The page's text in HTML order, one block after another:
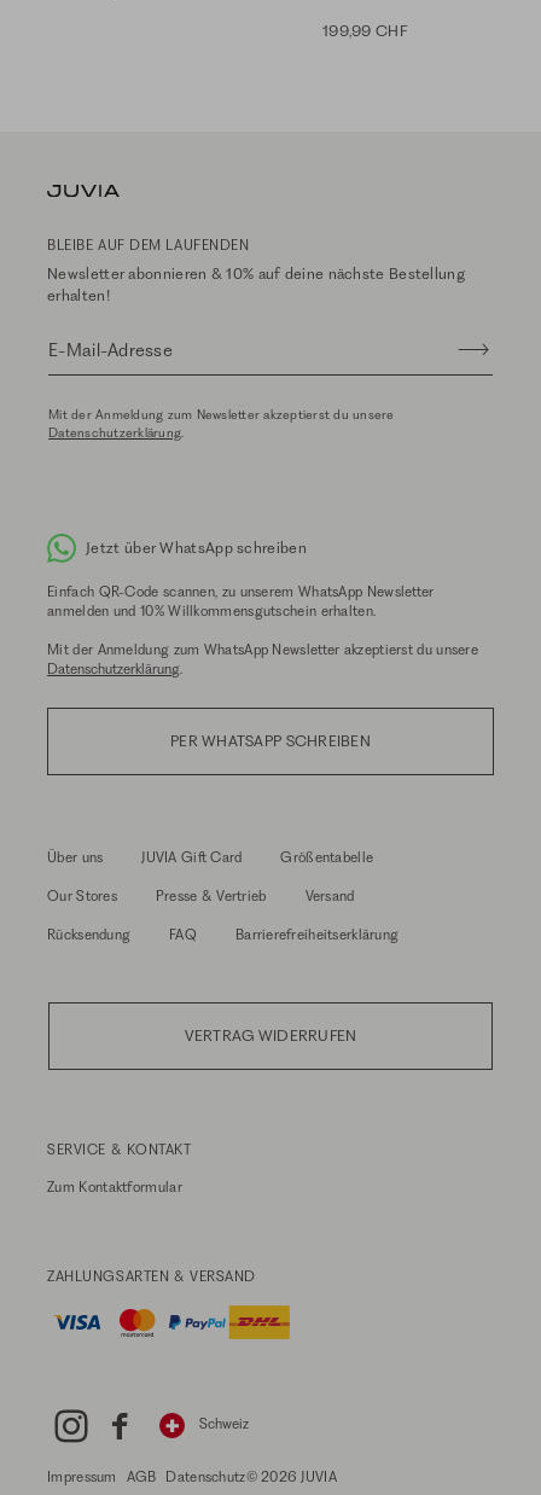
199,99 CHF
BLEIBE AUF DEM LAUFENDEN
Newsletter abonnieren & 10% auf deine nächste Bestellung
erhalten!
E-Mail-Adresse
Mit der Anmeldung zum Newsletter akzeptierst du unsere
Datenschutzerklärung
Jetzt über WhatsApp schreiben
Einfach QR-Code scannen, zu unserem WhatsApp Newsletter
anmelden und 10% Willkommensgutschein erhalten.
Mit der Anmeldung zum WhatsApp Newsletter akzeptierst du unsere
Datenschutzerklärung
PER WHATSAPP SCHREIBEN
Über uns JUVIA Gift Card Größentabelle
Our Stores Presse & Vertrieb Versand
Rücksendung FAQ Barrierefreiheitserklärung
VERTRAG WIDERRUFEN
SERVICE & KONTAKT
Zum Kontaktformular
ZAHLUNGSARTEN & VERSAND
Schweiz
Impressum AGB Datenschutz© 2026 JUVIA